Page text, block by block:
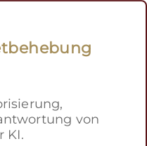
von
KI.